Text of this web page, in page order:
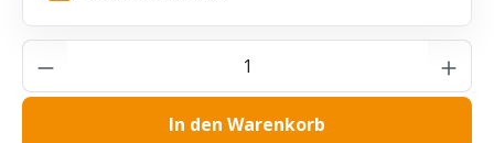
Produkt Anzahl: Gib den gewünschten
In den Warenkorb